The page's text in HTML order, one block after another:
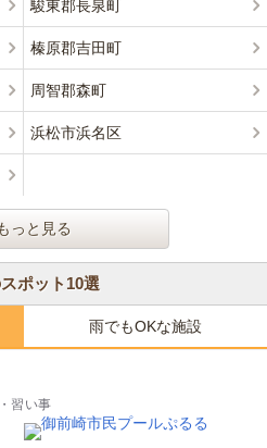
駿東郡長泉町
榛原郡吉田町
周智郡森町
浜松市浜名区
っと見る
ポット10選
雨でもOKな施設
習い事